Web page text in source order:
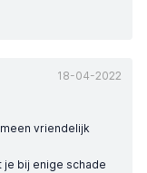
18-04-2022
vriendelijk
je bij enige schade